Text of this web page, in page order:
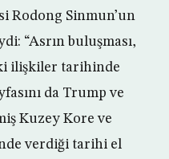
Rodong Sinmun’un
“Asrın buluşması,
ilişkiler tarihinde
da Trump ve
Kuzey Kore ve
verdiği tarihi el